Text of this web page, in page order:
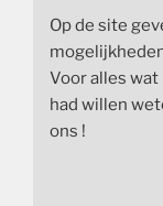
Op de site
Voor alles wat
had willen
ons !